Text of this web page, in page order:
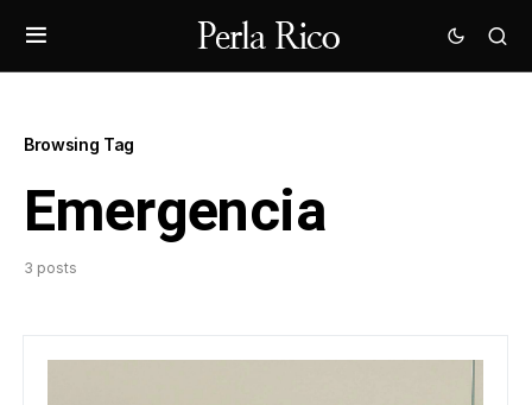
Browsing Tag
Emergencia
3 posts